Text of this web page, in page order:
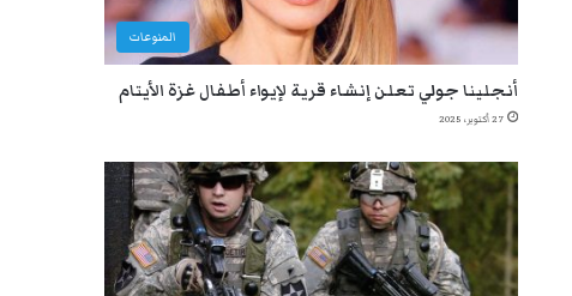
المنوعات
أنجلينا جولي تعلن إنشاء قرية لإيواء أطفال غزة الأيتام
27 أكتوبر، 2025